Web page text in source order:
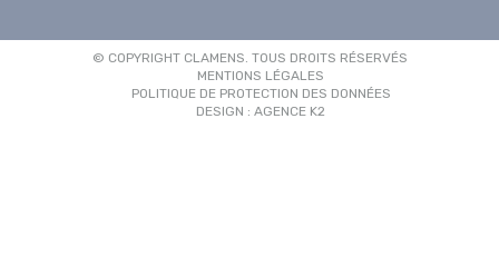
© COPYRIGHT CLAMENS. TOUS DROITS RÉSERVÉS
MENTIONS LÉGALES
POLITIQUE DE PROTECTION DES DONNÉES
DESIGN : AGENCE K2